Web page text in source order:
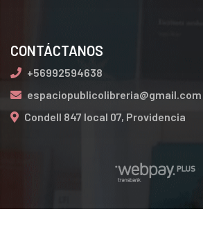
CONTÁCTANOS
+56992594638
espaciopublicolibreria@gmail.com
Condell 847 local 07, Providencia